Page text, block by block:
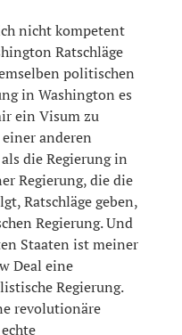
nicht kompetent
Ratschläge
politischen
in Washington es
ein Visum zu
anderen
die Regierung in
Regierung, die die
Ratschläge geben,
Regierung. Und
Staaten ist meiner
Deal eine
Regierung.
revolutionäre